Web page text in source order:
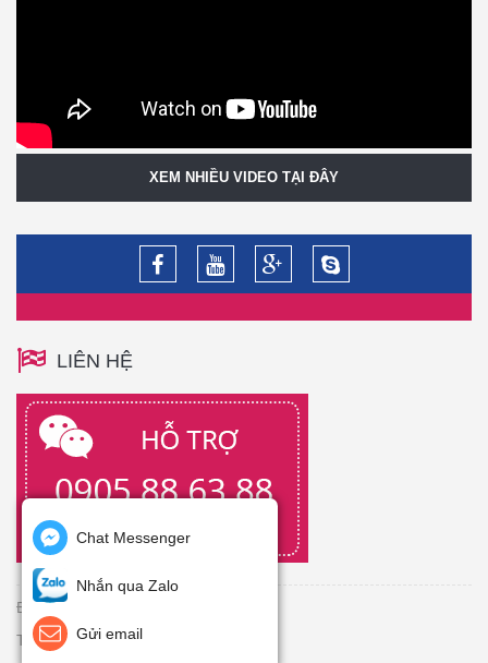
XEM NHIỀU VIDEO TẠI ĐÂY
LIÊN HỆ
Đang Online: 1
Tổng truy cập:
Chat Messenger
Nhắn qua Zalo
Gửi email